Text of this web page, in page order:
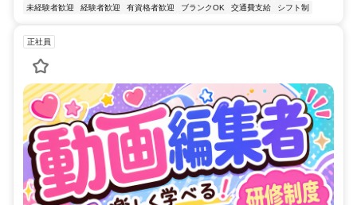
未経験者歓迎
経験者歓迎 有資格者歓迎 ブランクOK 交通費支給 シフト制
正社員